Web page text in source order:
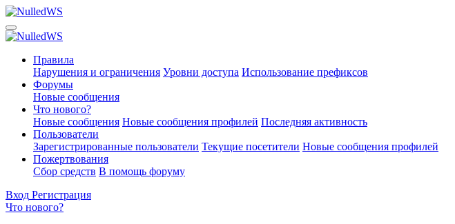
Правила
Нарушения и ограничения Уровни доступа Использование префиксов
Форумы
Новые сообщения
Что нового?
Новые сообщения Новые сообщения профилей Последняя активность
Пользователи
Зарегистрированные пользователи Текущие посетители Новые сообщения профилей
Пожертвования
Сбор средств В помощь форуму
Вход Регистрация
Что нового?